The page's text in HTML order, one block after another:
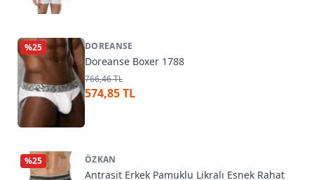
%25 DOREANSE
Doreanse Boxer 1788
766,46 TL
574,85 TL
%25 ÖZKAN
Antrasit Erkek Pamuklu Likralı Esnek Rahat